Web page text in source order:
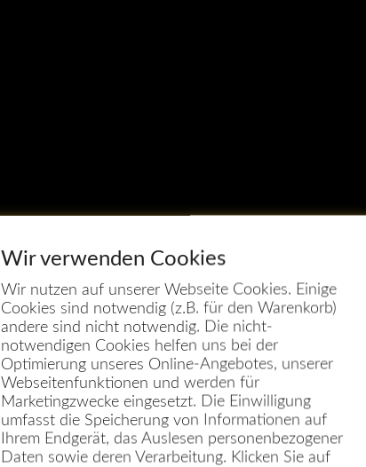
Wir verwenden Cookies
Wir nutzen auf unserer Webseite Cookies. Einige
Cookies sind notwendig (z.B. für den Warenkorb)
andere sind nicht notwendig. Die nicht-
notwendigen Cookies helfen uns bei der
Optimierung unseres Online-Angebotes, unserer
Webseitenfunktionen und werden für
Marketingzwecke eingesetzt. Die Einwilligung
umfasst die Speicherung von Informationen auf
Ihrem Endgerät, das Auslesen personenbezogener
Daten sowie deren Verarbeitung. Klicken Sie auf